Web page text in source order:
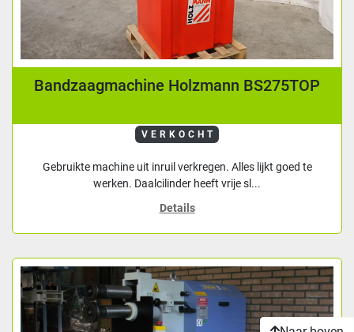
Bandzaagmachine Holzmann BS275TOP
VERKOCHT
Gebruikte machine uit inruil verkregen. Alles lijkt goed te
werken. Daalcilinder heeft vrije sl...
Details